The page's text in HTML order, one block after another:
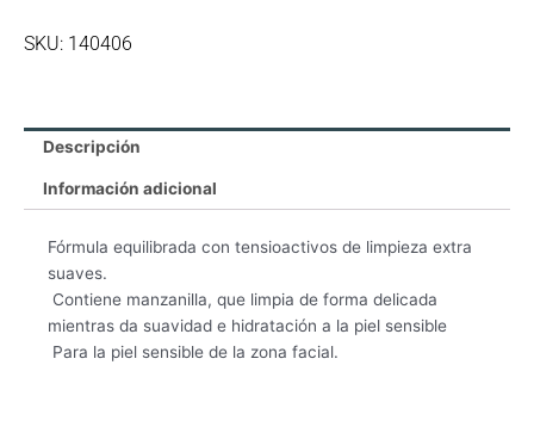
Facial
cantidad
SKU: 140406
Descripción
Información adicional
Fórmula equilibrada con tensioactivos de limpieza extra
suaves.
 Contiene manzanilla, que limpia de forma delicada
mientras da suavidad e hidratación a la piel sensible
 Para la piel sensible de la zona facial.